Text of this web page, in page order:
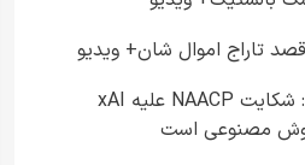
تاراج اموال شان+ ویدیو
وزارت دادگستری آمریکا: شکایت NAACP علیه xAI
هوش مصنوعی است